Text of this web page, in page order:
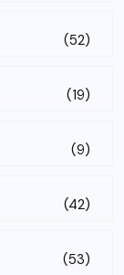
(52)
(19)
(9)
(42)
(53)